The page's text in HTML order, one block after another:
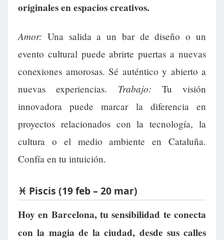
originales en espacios creativos.
Amor: Una salida a un bar de diseño o un
evento cultural puede abrirte puertas a nuevas
conexiones amorosas. Sé auténtico y abierto a
nuevas experiencias. Trabajo: Tu visión
innovadora puede marcar la diferencia en
proyectos relacionados con la tecnología, la
cultura o el medio ambiente en Cataluña.
Confía en tu intuición.
♓ Piscis (19 feb – 20 mar)
Hoy en Barcelona, tu sensibilidad te conecta
con la magia de la ciudad, desde sus calles